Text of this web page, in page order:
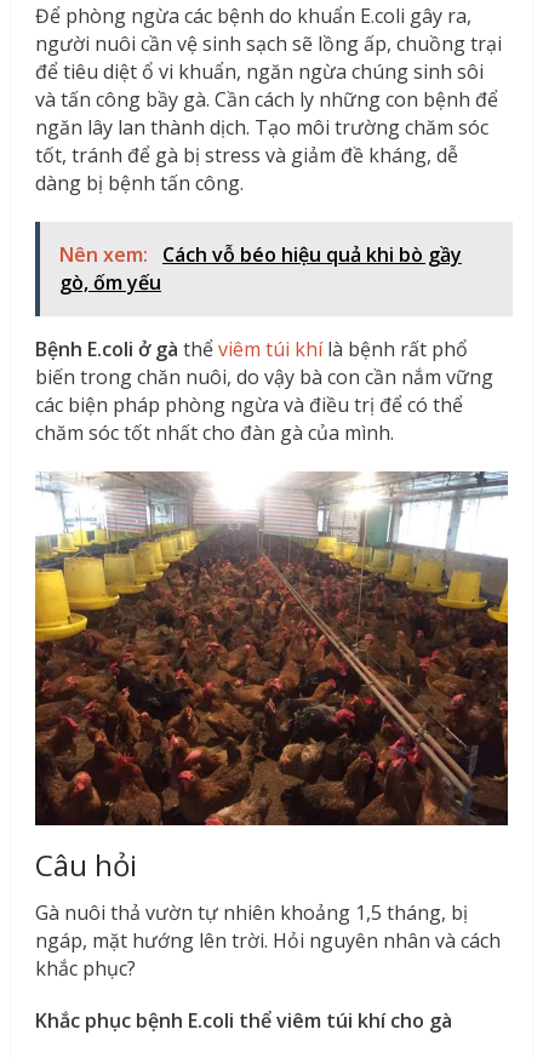
Để phòng ngừa các bệnh do khuẩn E.coli gây ra,
người nuôi cần vệ sinh sạch sẽ lồng ấp, chuồng trại
để tiêu diệt ổ vi khuẩn, ngăn ngừa chúng sinh sôi
và tấn công bầy gà. Cần cách ly những con bệnh để
ngăn lây lan thành dịch. Tạo môi trường chăm sóc
tốt, tránh để gà bị stress và giảm đề kháng, dễ
dàng bị bệnh tấn công.
Nên xem:
Cách vỗ béo hiệu quả khi bò gầy
gò, ốm yếu
Bệnh E.coli ở gà thểviêm túi khílà bệnh rất phổ
biến trong chăn nuôi, do vậy bà con cần nắm vững
các biện pháp phòng ngừa và điều trị để có thể
chăm sóc tốt nhất cho đàn gà của mình.
Câu hỏi
Gà nuôi thả vườn tự nhiên khoảng 1,5 tháng, bị
ngáp, mặt hướng lên trời. Hỏi nguyên nhân và cách
khắc phục?
Khắc phục bệnh E.coli thể viêm túi khí cho gà